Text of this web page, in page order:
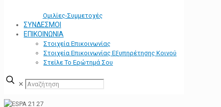
Ομιλίες-Συμμετοχές
ΣΥΝΔΕΣΜΟΙ
ΕΠΙΚΟΙΝΩΝΙΑ
Στοιχεία Επικοινωνίας
Στοιχεία Επικοινωνίας Εξυπηρέτησης Κοινού
Στείλε Το Ερώτημά Σου
✕